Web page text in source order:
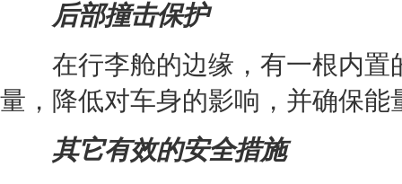
后部撞击保护
在行李舱的边缘，有一根内置
量，降低对车身的影响，并确保能
其它有效的安全措施